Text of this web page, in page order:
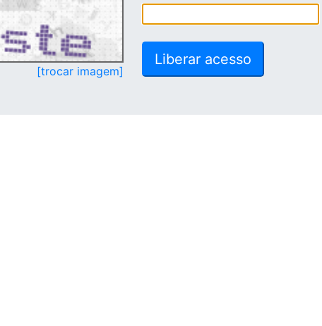
[trocar imagem]